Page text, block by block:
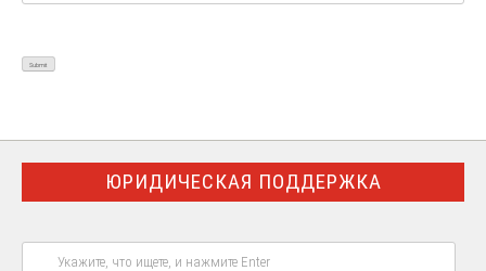
ЮРИДИЧЕСКАЯ ПОДДЕРЖКА